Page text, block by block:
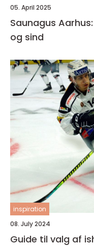
05. April 2025
Saunagus
og sind
inspiration
08. July 2024
Guide til valg af